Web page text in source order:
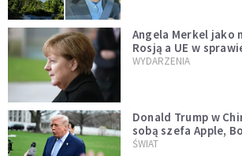
Angela Merkel jako
Rosją a UE w
WYDARZENIA
Donald Trump w
sobą szefa Apple,
Muska
ŚWIAT